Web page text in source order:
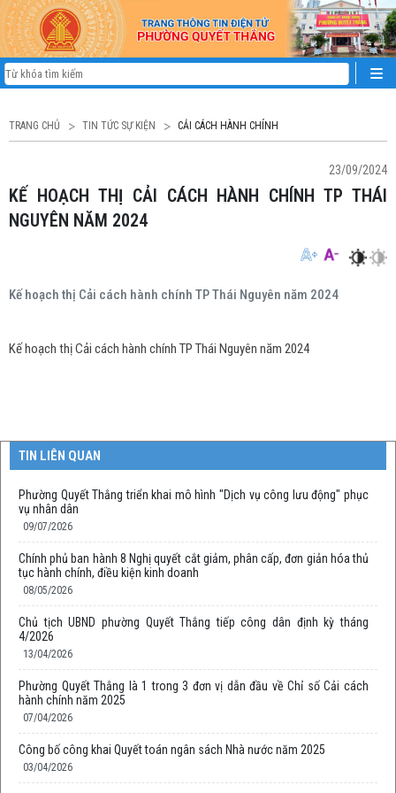
TRANG CHỦ TIN TỨC SỰ KIỆN CẢI CÁCH HÀNH CHÍNH
23/09/2024
KẾ HOẠCH THỊ CẢI CÁCH HÀNH CHÍNH TP THÁI
NGUYÊN NĂM 2024
Kế hoạch thị Cải cách hành chính TP Thái Nguyên năm 2024
Kế hoạch thị Cải cách hành chính TP Thái Nguyên năm 2024
TIN LIÊN QUAN
Phường Quyết Thắng triển khai mô hình "Dịch vụ công lưu động" phục
vụ nhân dân
09/07/2026
Chính phủ ban hành 8 Nghị quyết cắt giảm, phân cấp, đơn giản hóa thủ
tục hành chính, điều kiện kinh doanh
08/05/2026
Chủ tịch UBND phường Quyết Thắng tiếp công dân định kỳ tháng
4/2026
13/04/2026
Phường Quyết Thắng là 1 trong 3 đơn vị dẫn đầu về Chỉ số Cải cách
hành chính năm 2025
07/04/2026
Công bố công khai Quyết toán ngân sách Nhà nước năm 2025
03/04/2026